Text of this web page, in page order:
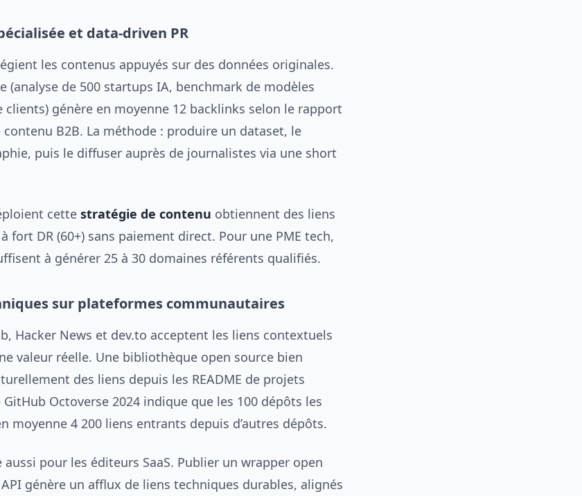
et data-driven PR
les contenus appuyés sur des données originales.
(analyse de 500 startups IA, benchmark de modèles
clients) génère en moyenne 12 backlinks selon le rapport
contenu B2B. La méthode : produire un dataset, le
puis le diffuser auprès de journalistes via une short
cette stratégie de contenu obtiennent des liens
fort DR (60+) sans paiement direct. Pour une PME tech,
à générer 25 à 30 domaines référents qualifiés.
sur plateformes communautaires
Hacker News et dev.to acceptent les liens contextuels
valeur réelle. Une bibliothèque open source bien
des liens depuis les README de projets
GitHub Octoverse 2024 indique que les 100 dépôts les
moyenne 4 200 liens entrants depuis d’autres dépôts.
aussi pour les éditeurs SaaS. Publier un wrapper open
génère un afflux de liens techniques durables, alignés